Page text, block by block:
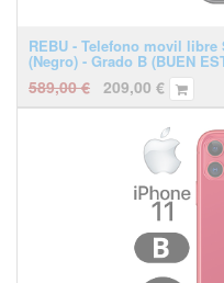
REBU - Telefono movil
(Negro) - Grado B (BUEN
589,00€ 209,00 €